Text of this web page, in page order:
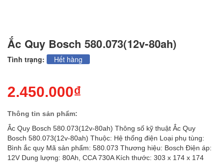
Ắc Quy Bosch 580.073(12v-80ah)
Tình trạng: Hết hàng
2.450.000₫
Thông tin sản phẩm:
Ắc Quy Bosch 580.073(12v-80ah) Thông số kỹ thuật Ắc Quy
Bosch 580.073(12v-80ah) Thuộc: Hệ thống điện Loại phụ tùng:
Bình ắc quy Mã sản phẩm: 580.073 Thương hiệu: Bosch Điện áp:
12V Dung lượng: 80Ah, CCA 730A Kích thước: 303 x 174 x 174